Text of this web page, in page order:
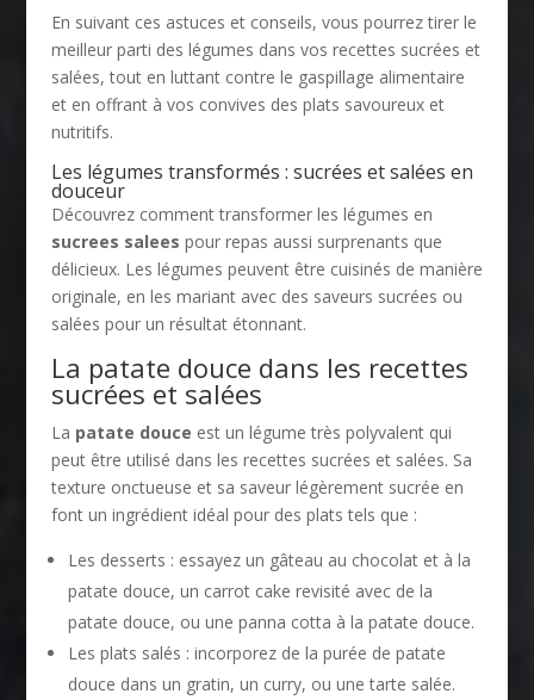
En suivant ces astuces et conseils, vous pourrez tirer le
meilleur parti des légumes dans vos recettes sucrées et
salées, tout en luttant contre le gaspillage alimentaire
et en offrant à vos convives des plats savoureux et
nutritifs.
Les légumes transformés : sucrées et salées en
douceur
Découvrez comment transformer les légumes en
sucrees salees pour repas aussi surprenants que
délicieux. Les légumes peuvent être cuisinés de manière
originale, en les mariant avec des saveurs sucrées ou
salées pour un résultat étonnant.
La patate douce dans les recettes
sucrées et salées
La patate douce est un légume très polyvalent qui
peut être utilisé dans les recettes sucrées et salées. Sa
texture onctueuse et sa saveur légèrement sucrée en
font un ingrédient idéal pour des plats tels que :
Les desserts : essayez un gâteau au chocolat et à la
patate douce, un carrot cake revisité avec de la
patate douce, ou une panna cotta à la patate douce.
Les plats salés : incorporez de la purée de patate
douce dans un gratin, un curry, ou une tarte salée.